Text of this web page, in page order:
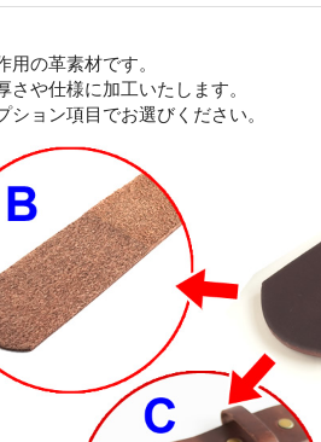
用の革素材です。
さや仕様に加工いたします。
ション項目でお選びください。